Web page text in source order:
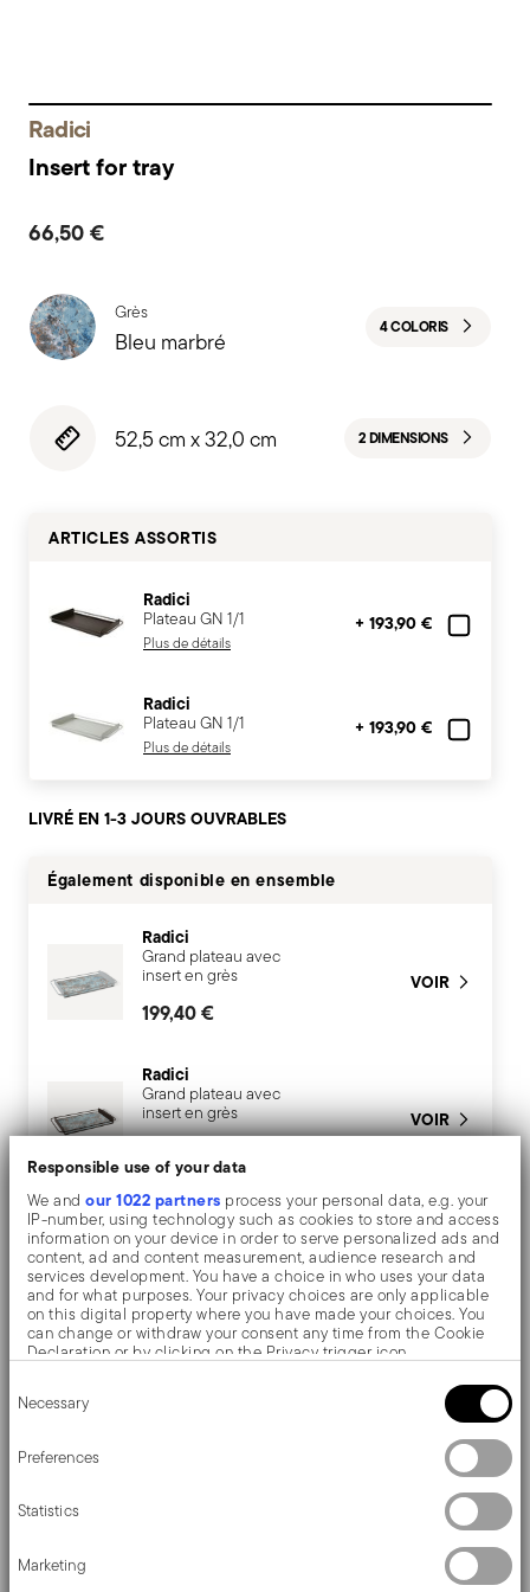
Responsible use of your data
We andour 1022 partners process your personal data, e.g. your
IP-number, using technology such as cookies to store and access
information on your device in order to serve personalized ads and
content, ad and content measurement, audience research and
services development. You have a choice in who uses your data
and for what purposes. Your privacy choices are only applicable
on this digital property where you have made your choices. You
can change or withdraw your consent any time from the Cookie
Declaration or by clicking on the Privacy trigger icon.
Collect information about your geographical location
Identify your device by actively scanning it for specific
characteristics (fingerprinting)
Find out more about how your personal data is processed and set
your preferences in the
We use cookies to personalise content and ads, to provide social
media features and to analyse our traffic. We also share
Selection
Necessary
Preferences
Statistics
Marketing
Radici
Insert for tray
66,50 €
Grès
Bleu marbré 4 COLORIS
52,5 cm x 32,0 cm 2 DIMENSIONS
ARTICLES ASSORTIS
Radici
Plateau GN 1/1
Plus de détails
+ 193,90 €
Radici
Plateau GN 1/1
Plus de détails
+ 193,90 €
LIVRÉ EN 1-3 JOURS OUVRABLES
Également disponible en ensemble
Radici
Grand plateau avec
insert en grès
199,40 €
VOIR
Radici
Grand plateau avec
insert en grès
VOIR
Description
Sambonet Radici Insert for tray - Rectangulaire - 52,5
Inspirés par le design géométrique des années 1970,